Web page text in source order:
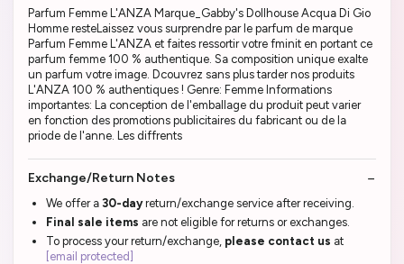
Parfum Femme L'ANZA Marque_Gabby's Dollhouse Acqua Di Gio
Homme resteLaissez vous surprendre par le parfum de marque
Parfum Femme L'ANZA et faites ressortir votre fminit en portant ce
parfum femme 100 % authentique. Sa composition unique exalte
un parfum votre image. Dcouvrez sans plus tarder nos produits
L'ANZA 100 % authentiques ! Genre: Femme Informations
importantes: La conception de l'emballage du produit peut varier
en fonction des promotions publicitaires du fabricant ou de la
priode de l'anne. Les diffrents
Exchange/Return Notes
We offer a 30-dayreturn/exchange service after receiving.
Final sale items are not eligible for returns or exchanges.
To process your return/exchange, please contact us at
[email protected]